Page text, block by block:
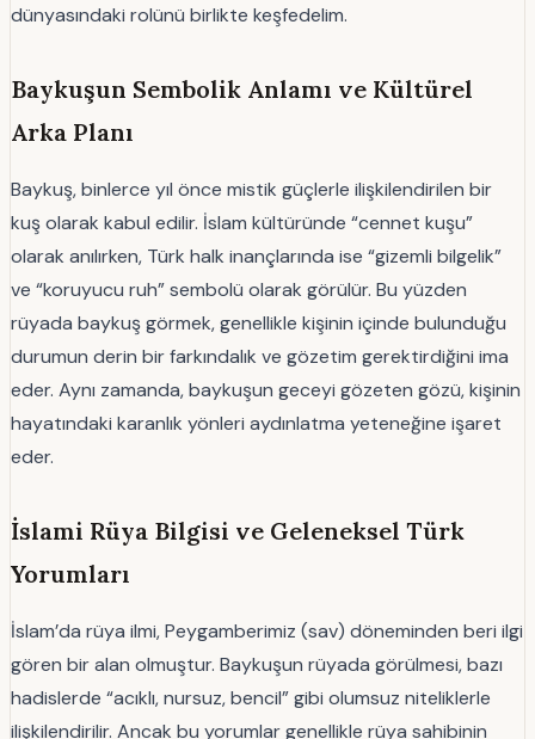
dünyasındaki rolünü birlikte keşfedelim.
Baykuşun Sembolik Anlamı ve Kültürel
Arka Planı
Baykuş, binlerce yıl önce mistik güçlerle ilişkilendirilen bir
kuş olarak kabul edilir. İslam kültüründe “cennet kuşu”
olarak anılırken, Türk halk inançlarında ise “gizemli bilgelik”
ve “koruyucu ruh” sembolü olarak görülür. Bu yüzden
rüyada baykuş görmek, genellikle kişinin içinde bulunduğu
durumun derin bir farkındalık ve gözetim gerektirdiğini ima
eder. Aynı zamanda, baykuşun geceyi gözeten gözü, kişinin
hayatındaki karanlık yönleri aydınlatma yeteneğine işaret
eder.
İslami Rüya Bilgisi ve Geleneksel Türk
Yorumları
İslam’da rüya ilmi, Peygamberimiz (sav) döneminden beri ilgi
gören bir alan olmuştur. Baykuşun rüyada görülmesi, bazı
hadislerde “acıklı, nursuz, bencil” gibi olumsuz niteliklerle
ilişkilendirilir. Ancak bu yorumlar genellikle rüya sahibinin